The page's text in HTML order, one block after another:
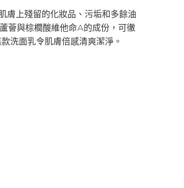
膚上殘留的化妝品、污垢和多餘油
薈與棕櫚酸維他命A的成份，可徹
洗面乳令肌膚倍感清爽潔淨。